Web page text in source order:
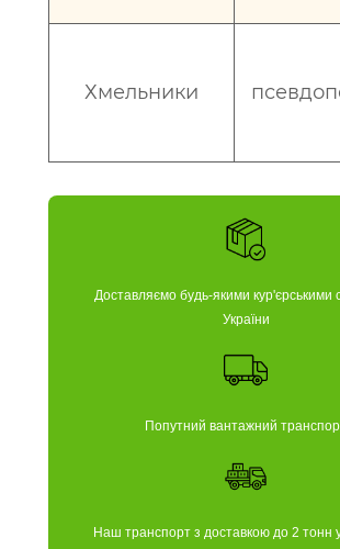
Хмельники
Доставляємо будь-якими кур'єрськими
України
Попутний вантажний
Наш транспорт з доставкою до 2 тонн